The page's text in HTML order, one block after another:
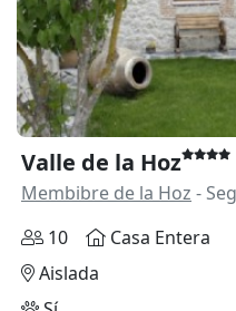
Valle de la Hoz
Membibre de la Hoz -
10
Casa Entera
Aislada